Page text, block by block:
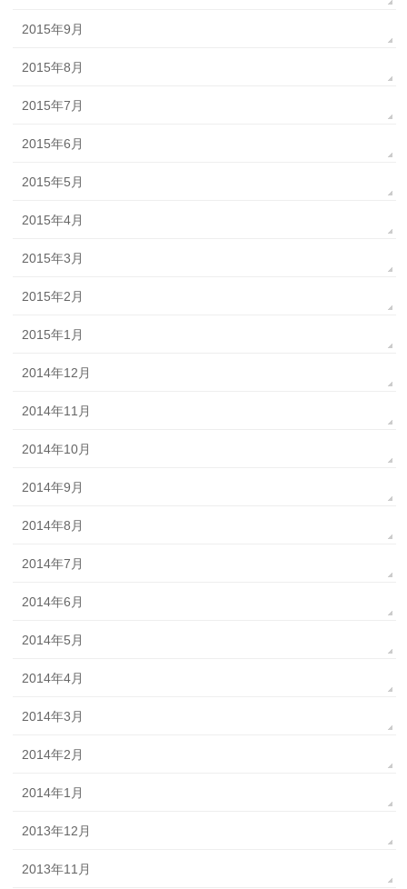
2015年9月
2015年8月
2015年7月
2015年6月
2015年5月
2015年4月
2015年3月
2015年2月
2015年1月
2014年12月
2014年11月
2014年10月
2014年9月
2014年8月
2014年7月
2014年6月
2014年5月
2014年4月
2014年3月
2014年2月
2014年1月
2013年12月
2013年11月